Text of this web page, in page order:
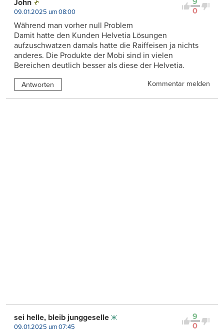
0
John
09.01.2025 um 08:00
Während man vorher null Problem
Damit hatte den Kunden Helvetia Lösungen
aufzuschwatzen damals hatte die Raiffeisen ja nichts
anderes. Die Produkte der Mobi sind in vielen
Bereichen deutlich besser als diese der Helvetia.
Antworten Kommentar melden
9
0
sei helle, bleib junggeselle
09.01.2025 um 07:45